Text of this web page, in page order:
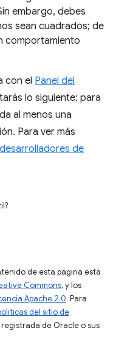
embargo, debes
sean cuadrados; de
comportamiento
con el Panel del
lo siguiente: para
al menos una
Para ver más
de
de esta página está
Commons, y los
Apache 2.0. Para
del sitio de
de Oracle o sus